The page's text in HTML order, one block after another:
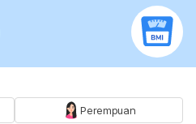
Perempuan